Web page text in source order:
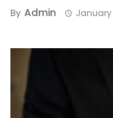
By Admin January